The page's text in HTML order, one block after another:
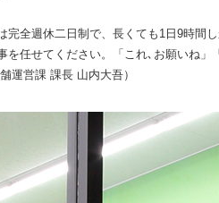
全週休二日制で、長くても1日9時間
任せてください。「これ､お願いね
運営課 課長 山内大吾）